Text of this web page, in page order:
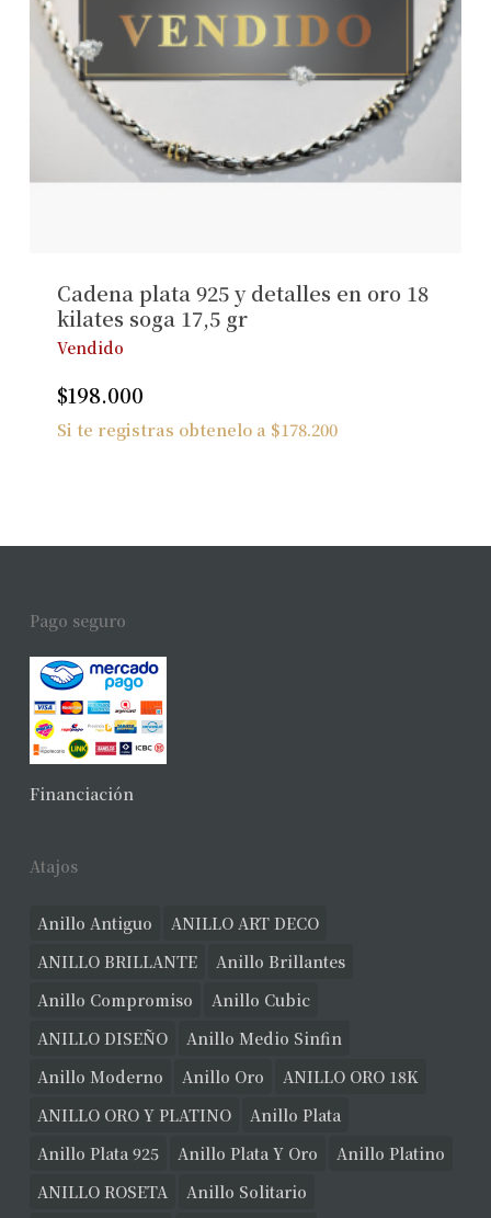
Cadena plata 925 y detalles en oro 18
kilates soga 17,5 gr
Vendido
$198.000
Si te registras obtenelo a $178.200
Pago seguro
Financiación
Atajos
Anillo Antiguo
ANILLO ART DECO
ANILLO BRILLANTE
Anillo Brillantes
Anillo Compromiso
Anillo Cubic
ANILLO DISEÑO
Anillo Medio Sinfin
Anillo Moderno
Anillo Oro
ANILLO ORO 18K
ANILLO ORO Y PLATINO
Anillo Plata
Anillo Plata 925
Anillo Plata Y Oro
Anillo Platino
ANILLO ROSETA
Anillo Solitario